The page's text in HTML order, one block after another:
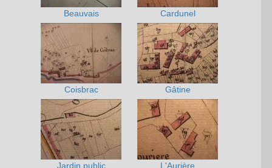
Beauvais Cardunel
Coisbrac Gâtine
Jardin public L'Aurière